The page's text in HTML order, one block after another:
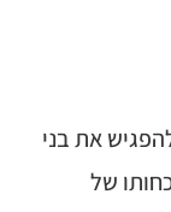
את בני
של